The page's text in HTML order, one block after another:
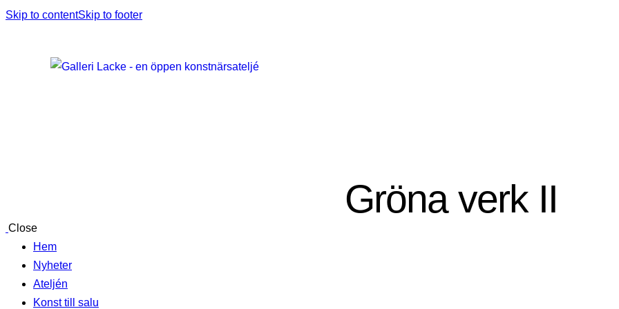
Skip to contentSkip to footer
Gröna verk II
Close
Hem
Nyheter
Ateljén
Konst till salu